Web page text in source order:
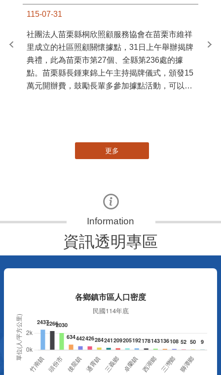
115-07-31
社團法人苗栗縣桐欣照顧服務協會在苗栗市維祥
里成立的社區照顧關懷據點，31日上午舉辦揭牌
典禮，此為苗栗市第27個、全縣第236處的據
點。苗栗縣長鍾東錦上午主持揭牌儀式，頒發15
萬元開辦費，鼓勵長輩多參加據點活動，可以更
苗
更多
資訊透明專區